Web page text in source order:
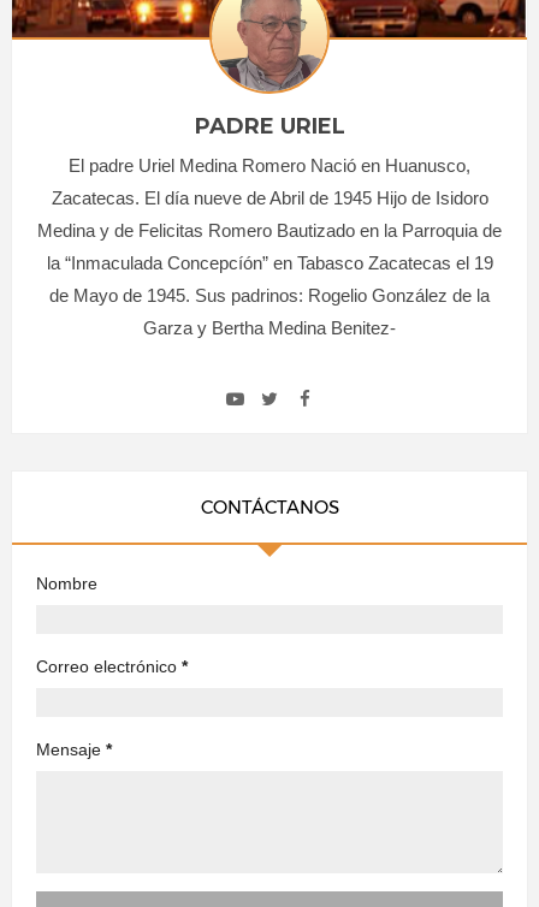
PADRE URIEL
El padre Uriel Medina Romero Nació en Huanusco,
Zacatecas. El día nueve de Abril de 1945 Hijo de Isidoro
Medina y de Felicitas Romero Bautizado en la Parroquia de
la “Inmaculada Concepcíón” en Tabasco Zacatecas el 19
de Mayo de 1945. Sus padrinos: Rogelio González de la
Garza y Bertha Medina Benitez-
CONTÁCTANOS
Nombre
Correo electrónico *
Mensaje *